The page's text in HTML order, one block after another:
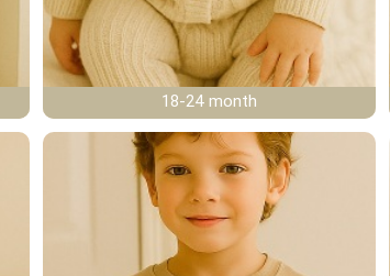
18-24 month